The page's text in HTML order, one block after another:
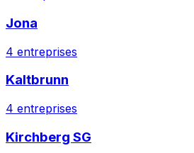
Jona
4 entreprises
Kaltbrunn
4 entreprises
Kirchberg SG